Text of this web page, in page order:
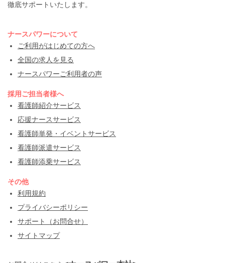
徹底サポートいたします。
ナースパワーについて
ご利用がはじめての方へ
全国の求人を見る
ナースパワーご利用者の声
採用ご担当者様へ
看護師紹介サービス
応援ナースサービス
看護師単発・イベントサービス
看護師派遣サービス
看護師添乗サービス
その他
利用規約
プライバシーポリシー
サポート（お問合せ）
サイトマップ